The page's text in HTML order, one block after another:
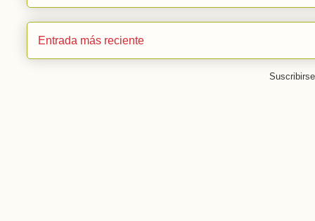
Entrada más reciente